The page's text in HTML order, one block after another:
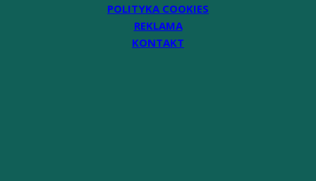
POLITYKA COOKIES
REKLAMA
KONTAKT